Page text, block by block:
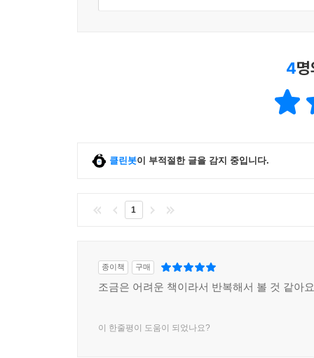
차원에서 에너지에 대한 보다 광범위한 이해
이 책의 지은이 바츨라프 스밀은 인문학과 자연
던지고 독자들을 차근차근 안내한다. 흔히 ‘일
에너지원에 따라 어떤 특성을 지니고 있는지를
이 책에서 스밀은 에너지라는 용어가 어떻게
에너지), 빛(전자기 에너지), 연료와 식료품의
4
클린봇이 부적절한 글을 감지 중입니다.
1
종이책 구매
조금은 어려운 책이라서 반복해서 볼 것 같아요
이 한줄평이 도움이 되었나요?